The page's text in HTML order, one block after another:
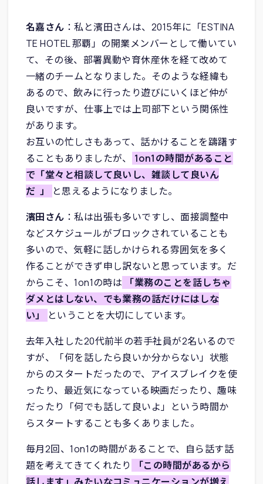
名嘉さん ：私と濱田さんは、2015年に「ESTINA
TE HOTEL 那覇」の開業メンバーとして働いてい
て、その後、部署異動や育休産休を経て改めて
一緒のチームとなりました。そのような経緯も
あるので、飲みに行ったり遊びにいくほど仲が
良いですが、仕事上では上司部下という関係性
があります。
お互いの忙しさもあって、話かけることを躊躇す
ることもありましたが、
1on1の時間があること
で「堂々と相談して良いし、雑談して良いん
だ 」
と思えるようになりました。
濱田さん ：私は出張も多いですし、面接調整中
などスケジュールがブロックされていることも
多いので、気軽に話しかけられる雰囲気を多く
作ることができず申し訳ないと思っています。だ
からこそ、1on1の時は
「業務のことを話しちゃ
ダメとはしない、でも業務の話だけにはしな
い」
ということを大切にしています。
去年入社した20代前半の若手社員が2名いるので
すが、「何を話したら良いか分からない」状態
からのスタートだったので、アイスブレイクを使
ったり、最近気になっている映画だったり、趣味
だったり「何でも話して良いよ」という時間か
らスタートすることも多くありました。
毎月2回、1on1の時間があることで、自ら話す話
題を考えてきてくれたり
「この時間があるから